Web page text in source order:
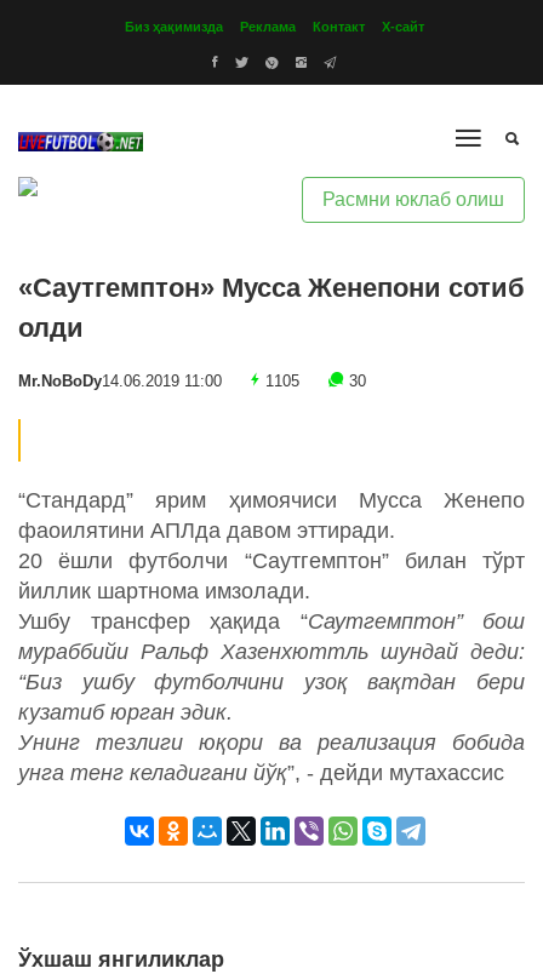
Биз ҳақимизда Реклама Контакт Х-сайт
Расмни юклаб олиш
«Саутгемптон» Мусса Женепони сотиб
олди
Mr.NoBoDy14.06.2019 11:00 1105 30
“Стандард” ярим ҳимоячиси Мусса Женепо
фаоилятини АПЛда давом эттиради.
20 ёшли футболчи “Саутгемптон” билан тўрт
йиллик шартнома имзолади.
Ушбу трансфер ҳақида “Саутгемптон” бош
мураббийи Ральф Хазенхюттль шундай деди:
“Биз ушбу футболчини узоқ вақтдан бери
кузатиб юрган эдик.
Унинг тезлиги юқори ва реализация бобида
унга тенг келадигани йўқ”, - дейди мутахассис
Ўхшаш янгиликлар